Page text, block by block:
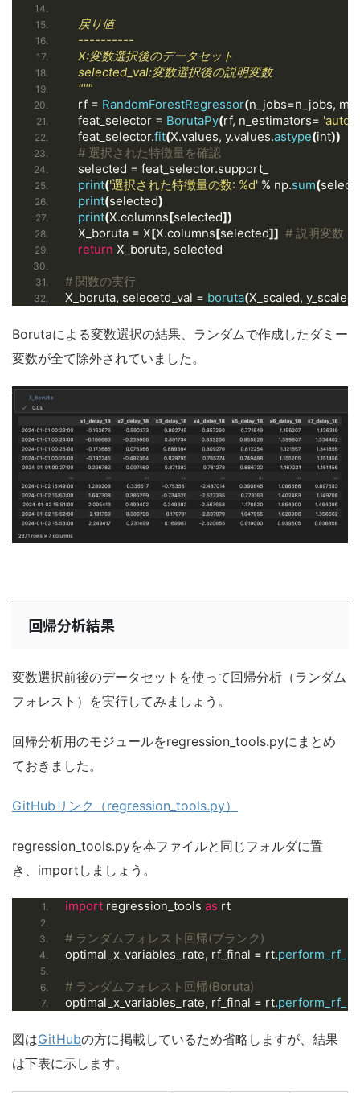
    戻り値
    ----------
    X:変数選択後のデータセット
    selected_val:変数選択後の説明変数
    """
    rf =
RandomForestRegressor(n_jobs=n_jobs,
    feat_selector =
BorutaPy(rf, n_estimators= 'auto'
    feat_selector.
fit(X.values, y.values.astype(int))
# 選択された特徴量を確認
    selected = feat_selector.support_
print('選択された特徴量の数: %d' % np.sum(
print(selected)
print(X.columns[selected])
    X_boruta = X
[X.columns[selected]] # 説明変数
return X_boruta, selected
# 関数の実行
X_boruta, selecetd_val = boruta(X_scaled, y_scaled
Borutaによる変数選択の結果、ランダムで作成したダミー
変数が全て除外されていました。
回帰分析結果
変数選択前後のデータセットを使って回帰分析（ランダム
フォレスト）を実行してみましょう。
回帰分析用のモジュールをregression_tools.pyにまとめ
ておきました。
GitHubリンク（regression_tools.py）
regression_tools.pyを本ファイルと同じフォルダに置
き、importしましょう。
import regression_tools as rt
# ランダムフォレスト回帰(ブランク)
optimal_x_variables_rate, rf_final = rt.
# ランダムフォレスト回帰(Boruta)
optimal_x_variables_rate, rf_final = rt.
図はGitHubの方に掲載しているため省略しますが、結果
は下表に示します。